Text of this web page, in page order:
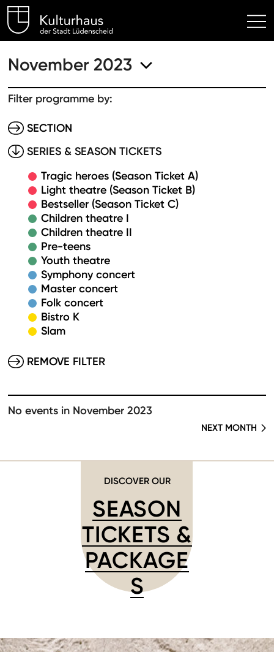
Kulturhaus Lüdenscheid
November 2023
Filter programme by:
SECTION
SERIES & SEASON TICKETS
Tragic heroes (Season Ticket A)
Light theatre (Season Ticket B)
Bestseller (Season Ticket C)
Children theatre I
Children theatre II
Pre-teens
Youth theatre
Symphony concert
Master concert
Folk concert
Bistro K
Slam
REMOVE FILTER
No events in November 2023
NEXT MONTH
DISCOVER OUR
SEASON
TICKETS &
PACKAGE
S